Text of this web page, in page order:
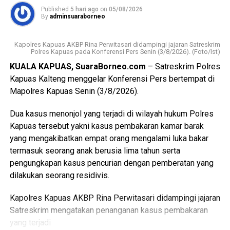
WhatsApp
transformasi Posyandu yang kini tidak hanya berfokus
pada pelayanan kesehatan ibu dan anak, tetapi juga
mencakup enam bidang Standar Pelayanan Minimal.
Ia mengatakan keberhasilan implementasi Posyandu 6
Bidang SPM memerlukan kolaborasi seluruh pihak mulai
dari pemerintah daerah pemerintah kecamatan pemerintah
desa tenaga kesehatan kader Posyandu hingga
“Oleh karena itu sinergi lintas sektor menjadi kunci agar
berbagai persoalan kesehatan dan sosial dapat dideteksi
sejak dini serta ditangani secara cepat dan tepat, ” katanya.
Lebih lanjut ia mengatakan melalui kegiatan tersebut Tim
Pembina Posyandu Kabupaten Kapuas juga memperkuat
koordinasi.
“Dalam hal ini dengan pemerintah kecamatan pemerintah
Published 5 hari ago on 05/08/2026
By adminsuaraborneo
Kapolres Kapuas AKBP Rina Perwitasari didampingi jajaran Satreskrim
Polres Kapuas pada Konferensi Pers Senin (3/8/2026). (Foto/Ist)
KUALA KAPUAS, SuaraBorneo.com – Satreskrim Polres
Kapuas Kalteng menggelar Konferensi Pers bertempat di
Mapolres Kapuas Senin (3/8/2026).
Dua kasus menonjol yang terjadi di wilayah hukum Polres
Kapuas tersebut yakni kasus pembakaran kamar barak
yang mengakibatkan empat orang mengalami luka bakar
termasuk seorang anak berusia lima tahun serta
pengungkapan kasus pencurian dengan pemberatan yang
dilakukan seorang residivis.
Kapolres Kapuas AKBP Rina Perwitasari didampingi jajaran
Satreskrim mengatakan penanganan kasus pembakaran
yang terjadi